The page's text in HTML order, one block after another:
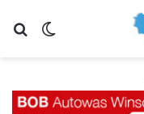
Zoeken